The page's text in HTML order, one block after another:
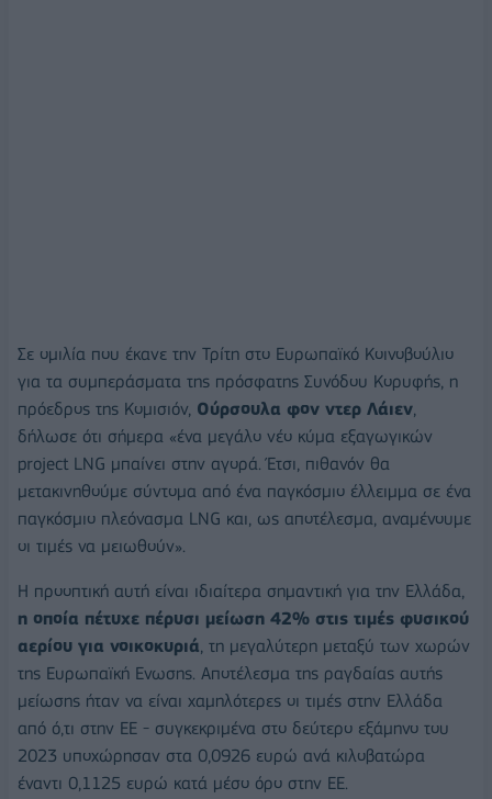
Σε ομιλία που έκανε την Τρίτη στο Ευρωπαϊκό Κοινοβούλιο
για τα συμπεράσματα της πρόσφατης Συνόδου Κορυφής, η
πρόεδρος της Κομισιόν, Ούρσουλα φον ντερ Λάιεν
δήλωσε ότι σήμερα «ένα μεγάλο νέο κύμα εξαγωγικών
project LNG μπαίνει στην αγορά. Έτσι, πιθανόν θα
μετακινηθούμε σύντομα από ένα παγκόσμιο έλλειμμα σε ένα
παγκόσμιο πλεόνασμα LNG και, ως αποτέλεσμα, αναμένουμε
οι τιμές να μειωθούν».
Η προοπτική αυτή είναι ιδιαίτερα σημαντική για την Ελλάδα,
η οποία πέτυχε πέρυσι μείωση 42% στις τιμές φυσικού
αερίου για νοικοκυριά, τη μεγαλύτερη μεταξύ των χωρών
της Ευρωπαϊκή Ενωσης. Αποτέλεσμα της ραγδαίας αυτής
μείωσης ήταν να είναι χαμηλότερες οι τιμές στην Ελλάδα
από ό,τι στην ΕΕ - συγκεκριμένα στο δεύτερο εξάμηνο του
2023 υποχώρησαν στα 0,0926 ευρώ ανά κιλοβατώρα
έναντι 0,1125 ευρώ κατά μέσο όρο στην ΕΕ.